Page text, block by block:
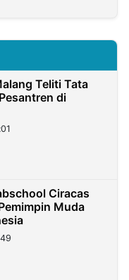
Teliti Tata
di
Ciracas
Muda